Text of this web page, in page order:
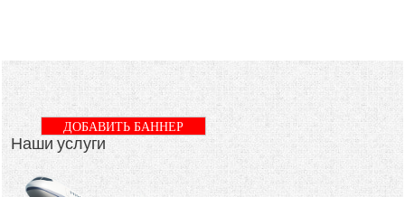
Наши услуги
ДОБАВИТЬ БАННЕР